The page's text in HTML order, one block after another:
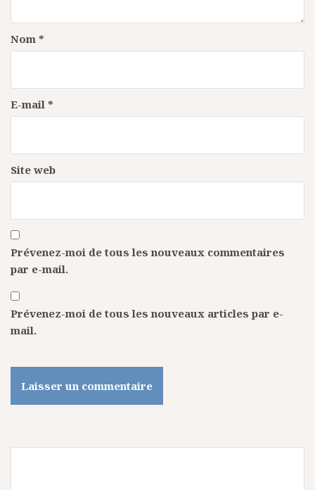
Nom *
E-mail *
Site web
Prévenez-moi de tous les nouveaux commentaires
par e-mail.
Prévenez-moi de tous les nouveaux articles par e-
mail.